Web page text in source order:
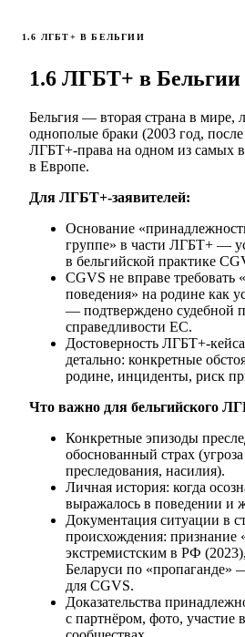
1.6 ЛГБТ+ В БЕЛЬГИИ
1.6 ЛГБТ+ в Бельгии
Бельгия — вторая страна в мире,
однополые браки (2003 год,
ЛГБТ+-права на одном из самых
в Европе.
Для ЛГБТ+-заявителей:
Основание
группе» в части ЛГБТ+ —
в бельгийской практике
CGVS не вправе требовать
поведения» на родине как
— подтверждено судебной
справедливости ЕС.
Достоверность ЛГБТ+-
детально: конкретные
родине, инциденты, риск
Что важно для бельгийского
Конкретные эпизоды
обоснованный страх
преследования, насилия).
Личная история: когда
выражалось в поведении и
Документация ситуации в
происхождения:
экстремистским в РФ
Беларуси по
для CGVS.
Доказательства
с партнёром, фото, участие